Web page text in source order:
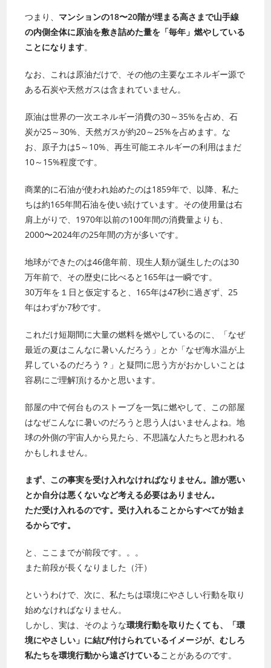
つまり、 マンションの18〜20階が埋まる高さまで山手線
の内側全体に原油を敷き詰めた量を「毎年」燃やしている
ことになります。
なお、これは原油だけで、その他の主要なエネルギー源で
ある石炭や天然ガスは含まれていません。
原油は世界の一次エネルギー消費の30～35%を占め、石
炭が25～30%、天然ガスが約20～25%を占めます。な
お、原子力は5～10%、再生可能エネルギーの利用はまだ
10～15%程度です。
商業的に石油が使われ始めたのは1859年で、以降、私た
ちは約165年間石油を使い続けています。その使用量は右
肩上がりで、1970年以前の100年間の消費量よりも、
2000〜2024年の25年間の方が多いです。
地球ができたのは46億年前、現生人類が誕生したのは30
万年前で、その歴史に比べると165年は一瞬です。
30万年を１日と仮定すると、165年は47秒に過ぎず、25
年はわずか7秒です。
これだけ短期間に大量の燃料を燃やしているのに、「なぜ
最近の夏はこんなに暑いんだろう」とか「なぜ海水温が上
昇しているのだろう？」と疑問に思う方がおかしいことは
容易にご理解頂けるかと思います。
部屋の中で何台ものストーブを一気に燃やして、この部屋
はなぜこんなに暑いのだろうと思う人はいませんよね。地
球の外側の宇宙人から見たら、不思議な人たちと思われる
かもしれません。
まず、この事実を受け入れなければなりません。誰が悪い
とか自分は悪くないなど考える必要はありません。
ただ受け入れるのです。受け入れることからすべてが始ま
るからです。
と、ここまでが前段です。。。
また前段が長くなりました（汗）
というわけで、次に、私たちは環境にやさしい行動を取り
始めなければなりません。
しかし、実は、そのような環境行動を取りたくても、「環
境にやさしい」に結び付けられているイメージが、むしろ
私たちを環境行動から遠ざけていることがあるのです。